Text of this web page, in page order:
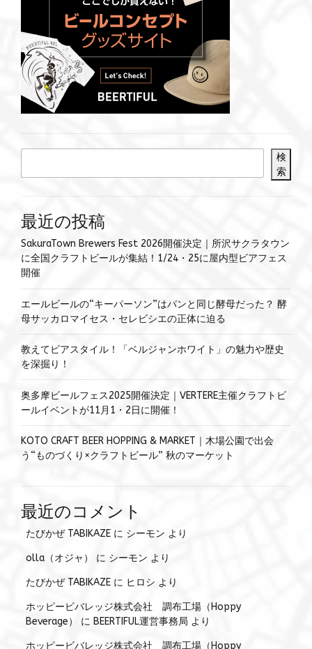
検
索
最近の投稿
SakuraTown Brewers Fest 2026開催決定｜所沢サクラタウン
に全国クラフトビールが集結！1/24・25に屋内型ビアフェス
開催
エールビールの“キーパーソン”はパンと同じ酵母だった？ 酵
母サッカロマイセス・セレビシエの正体に迫る
教えてビアスタイル！「ベルジャンホワイト」の魅力や歴史
を深掘り！
奥多摩ビールフェス2025開催決定｜VERTERE主催クラフトビ
ールイベントが11月1・2日に開催！
KOTO CRAFT BEER HOPPING & MARKET｜木場公園で出会
う“ものづくり×クラフトビール” 秋のマーケット
最近のコメント
たびかぜ TABIKAZE に シーモン より
olla（オジャ） に シーモン より
たびかぜ TABIKAZE に ヒロシ より
ホッピービバレッジ株式会社 調布工場（Hoppy
Beverage）
に BEERTIFUL運営事務局 より
ホッピービバレッジ株式会社 調布工場（Hoppy